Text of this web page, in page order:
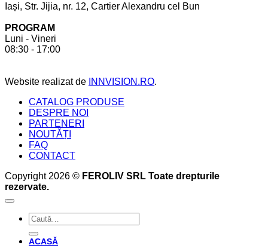
cont
la
Iași, Str. Jijia, nr. 12, Cartier Alexandru cel Bun
PROGRAM
Luni - Vineri
08:30 - 17:00
Website realizat de INNVISION.RO.
CATALOG PRODUSE
DESPRE NOI
PARTENERI
NOUTĂȚI
FAQ
CONTACT
Copyright 2026 © FEROLIV SRL Toate drepturile
rezervate.
Caută
după:
ACASĂ